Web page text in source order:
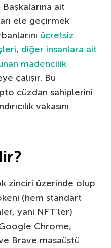
ait
ele geçirmek
ücretsiz
, diğer insanlara ait
madencilik
çalışır. Bu
cüzdan sahiplerini
vakasını
zinciri üzerinde olup
(hem standart
yani NFT’ler)
Chrome,
Brave masaüstü